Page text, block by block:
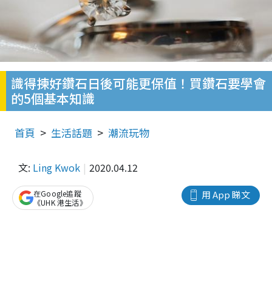
識得揀好鑽石日後可能更保值！買鑽石要學會
的5個基本知識
首頁 生活話題 潮流玩物
文: Ling Kwok 2020.04.12
用 App 睇文
在Google追蹤
《UHK 港生活》